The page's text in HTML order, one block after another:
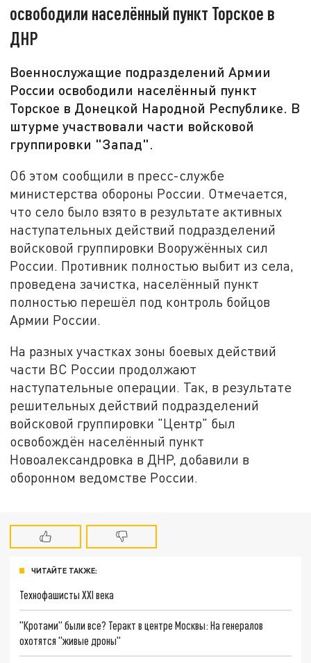
освободили населённый пункт Торское в
ДНР
Военнослужащие подразделений Армии
России освободили населённый пункт
Торское в Донецкой Народной Республике. В
штурме участвовали части войсковой
группировки "Запад".
Об этом сообщили в пресс-службе
министерства обороны России. Отмечается,
что село было взято в результате активных
наступательных действий подразделений
войсковой группировки Вооружённых сил
России. Противник полностью выбит из села,
проведена зачистка, населённый пункт
полностью перешёл под контроль бойцов
Армии России.
На разных участках зоны боевых действий
части ВС России продолжают
наступательные операции. Так, в результате
решительных действий подразделений
войсковой группировки "Центр" был
освобождён населённый пункт
Новоалександровка в ДНР, добавили в
оборонном ведомстве России.
ЧИТАЙТЕ ТАКЖЕ:
Технофашисты XXI века
"Кротами" были все? Теракт в центре Москвы: На генералов
охотятся "живые дроны"